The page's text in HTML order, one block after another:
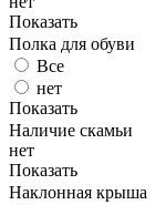
Показать
Полка для обуви
Все
нет
Показать
Наличие скамьи
нет
Показать
Наклонная крыша